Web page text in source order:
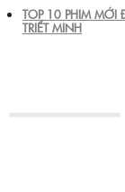
TOP 10 PHIM MỚI
TRIẾT MINH